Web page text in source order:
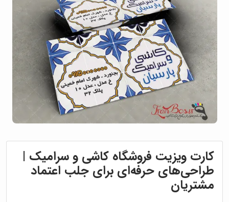
کارت ویزیت فروشگاه کاشی و سرامیک |
طراحی‌های حرفه‌ای برای جلب اعتماد
مشتریان